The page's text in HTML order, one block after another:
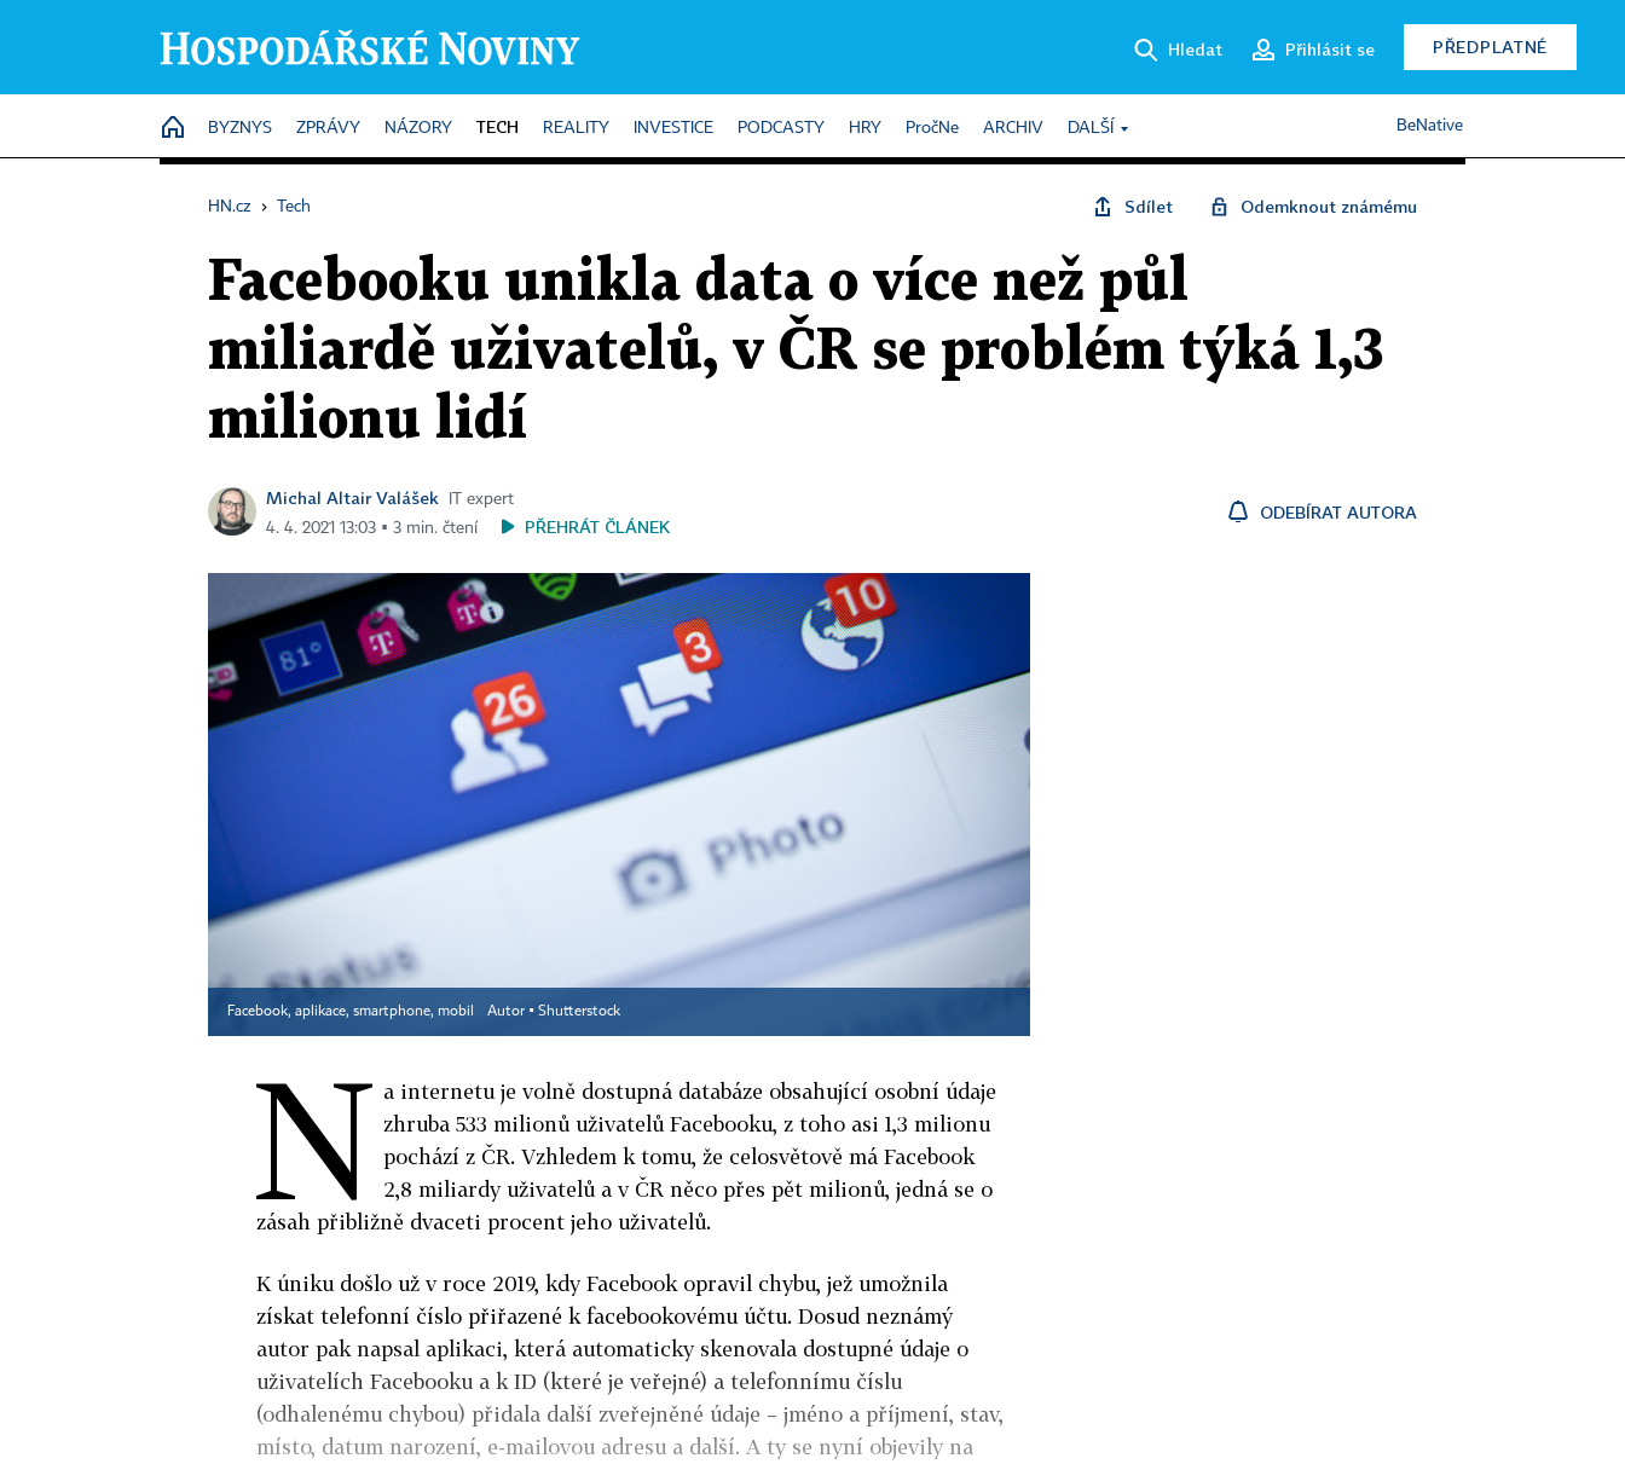
Hledat Přihlásit se PŘEDPLATNÉ
HOME
BYZNYS ZPRÁVY NÁZORY TECH REALITY INVESTICE PODCASTY HRY PročNe ARCHIV DALŠÍ BeNative
HN.cz › Tech Sdílet Odemknout známému
Facebooku unikla data o více než půl
miliardě uživatelů, v ČR se problém týká 1,3
milionu lidí
Michal Altair Valášek
IT expert
4. 4. 2021 13:03 ▪ 3 min. čtení
PŘEHRÁT ČLÁNEK
ODEBÍRAT AUTORA
Facebook, aplikace, smartphone, mobil Autor ▪ Shutterstock
N a internetu je volně dostupná databáze obsahující osobní údaje
zhruba 533 milionů uživatelů Facebooku, z toho asi 1,3 milionu
pochází z ČR. Vzhledem k tomu, že celosvětově má Facebook
2,8 miliardy uživatelů a v ČR něco přes pět milionů, jedná se o
zásah přibližně dvaceti procent jeho uživatelů.
K úniku došlo už v roce 2019, kdy Facebook opravil chybu, jež umožnila
získat telefonní číslo přiřazené k facebookovému účtu. Dosud neznámý
autor pak napsal aplikaci, která automaticky skenovala dostupné údaje o
uživatelích Facebooku a k ID (které je veřejné) a telefonnímu číslu
(odhalenému chybou) přidala další zveřejněné údaje – jméno a příjmení, stav,
místo, datum narození, e-mailovou adresu a další. A ty se nyní objevily na